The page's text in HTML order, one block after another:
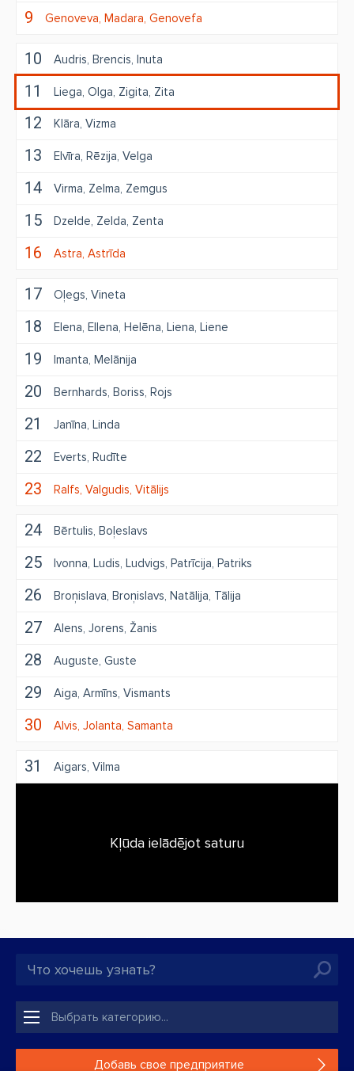
9 Genoveva Madara Genovefa
10 Audris Brencis Inuta
11 Liega Olga Zigita Zita
12 Klāra Vizma
13 Elvīra Rēzija Velga
14 Virma Zelma Zemgus
15 Dzelde Zelda Zenta
16 Astra Astrīda
17 Oļegs Vineta
18 Elena Ellena Helēna Liena Liene
19 Imanta Melānija
20 Bernhards Boriss Rojs
21 Janīna Linda
22 Everts Rudīte
23 Ralfs Valgudis Vitālijs
24 Bērtulis Boļeslavs
25 Ivonna Ludis Ludvigs Patrīcija Patriks
26 Broņislava Broņislavs Natālija Tālija
27 Alens Jorens Žanis
28 Auguste Guste
29 Aiga Armīns Vismants
30 Alvis Jolanta Samanta
31 Aigars Vilma
Kļūda ielādējot saturu
Добавь свое предприятие